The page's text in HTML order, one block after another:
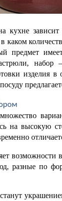
кухне
каком
имеет
изделия
на высокую
возможности
разные по